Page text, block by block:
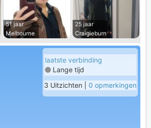
51 jaar
Melbourne
25 jaar
Craigieburn
laatste verbinding
Lange tijd
3 Uitzichten | 0 opmerkingen